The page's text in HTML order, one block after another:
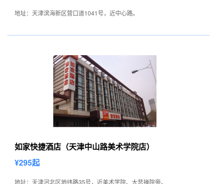
地址：天津滨海新区营口道1041号，近中心路。
如家快捷酒店（天津中山路美术学院店）
¥295起
地址：天津河北区地纬路35号，近美术学院、大悲禅院旁。